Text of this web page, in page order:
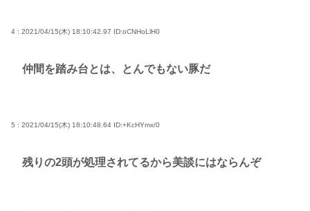
4 : 2021/04/15(木) 18:10:42.97 ID:oCNHoLlH0
仲間を踏み台とは、とんでもない豚だ
5 : 2021/04/15(木) 18:10:48.64 ID:+KcHYmx/0
残りの2頭が処理されてるから美談にはならんぞ